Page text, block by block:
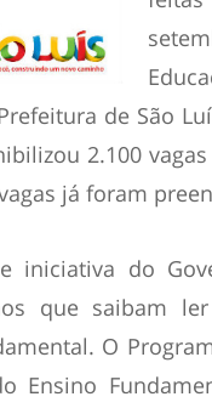
de São
2.100
já foram
iniciativa do
que saibam
O
Ensino